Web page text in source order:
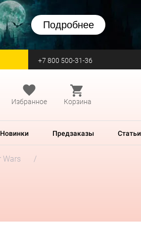
Подробнее
на Zvezda +7 800 500-31-36
Избранное Корзина
Новинки Предзаказы Статьи
Wars